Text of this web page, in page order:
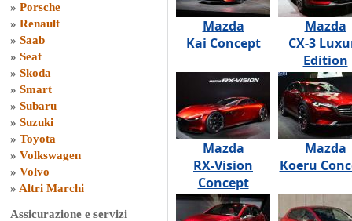
» Porsche
» Renault
» Saab
» Seat
» Skoda
» Smart
» Subaru
» Suzuki
» Toyota
» Volkswagen
» Volvo
» Altri Marchi
Assicurazione e servizi
Mazda
Kai Concept
Mazda
CX-3
Edition
Mazda
RX-Vision
Concept
Mazda
Koeru